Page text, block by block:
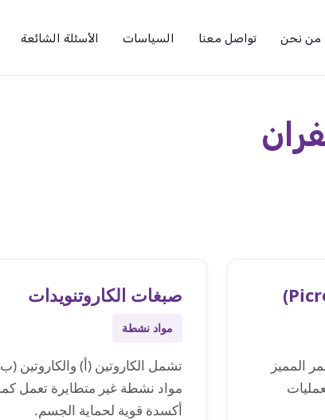
من نحن تواصل معنا السياسات الأسئلة الشائعة
المميز
صبغات الكاروتنويدات
مواد نشطة
تشمل الكاروتين (أ) والكاروتين
مواد نشطة غير متطايرة تعمل
أكسدة قوية لحماية الجسم.